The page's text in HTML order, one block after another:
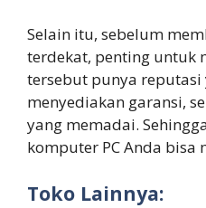
Selain itu, sebelum
terdekat, penting untuk
tersebut punya reputasi
menyediakan garansi,
yang memadai.
komputer PC Anda bisa
Toko Lainnya: